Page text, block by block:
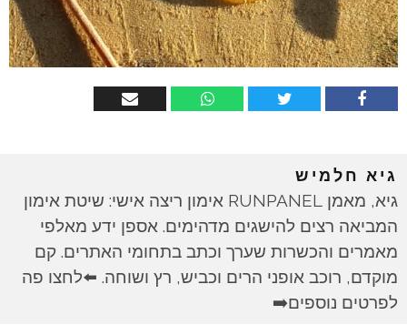
גיא חלמיש
גיא, מאמן RUNPANEL אימון ריצה אישי: שיטת אימון
המביאה רצים להישגים מדהימים. אספן ידע מאלפי
מאמרים והכשרות שערך וכתב בתחומי האתרים. קם
מוקדם, רוכב אופני הרים וכביש, רץ ושוחה. ⬅️לחצו פה
לפרטים נוספים➡️